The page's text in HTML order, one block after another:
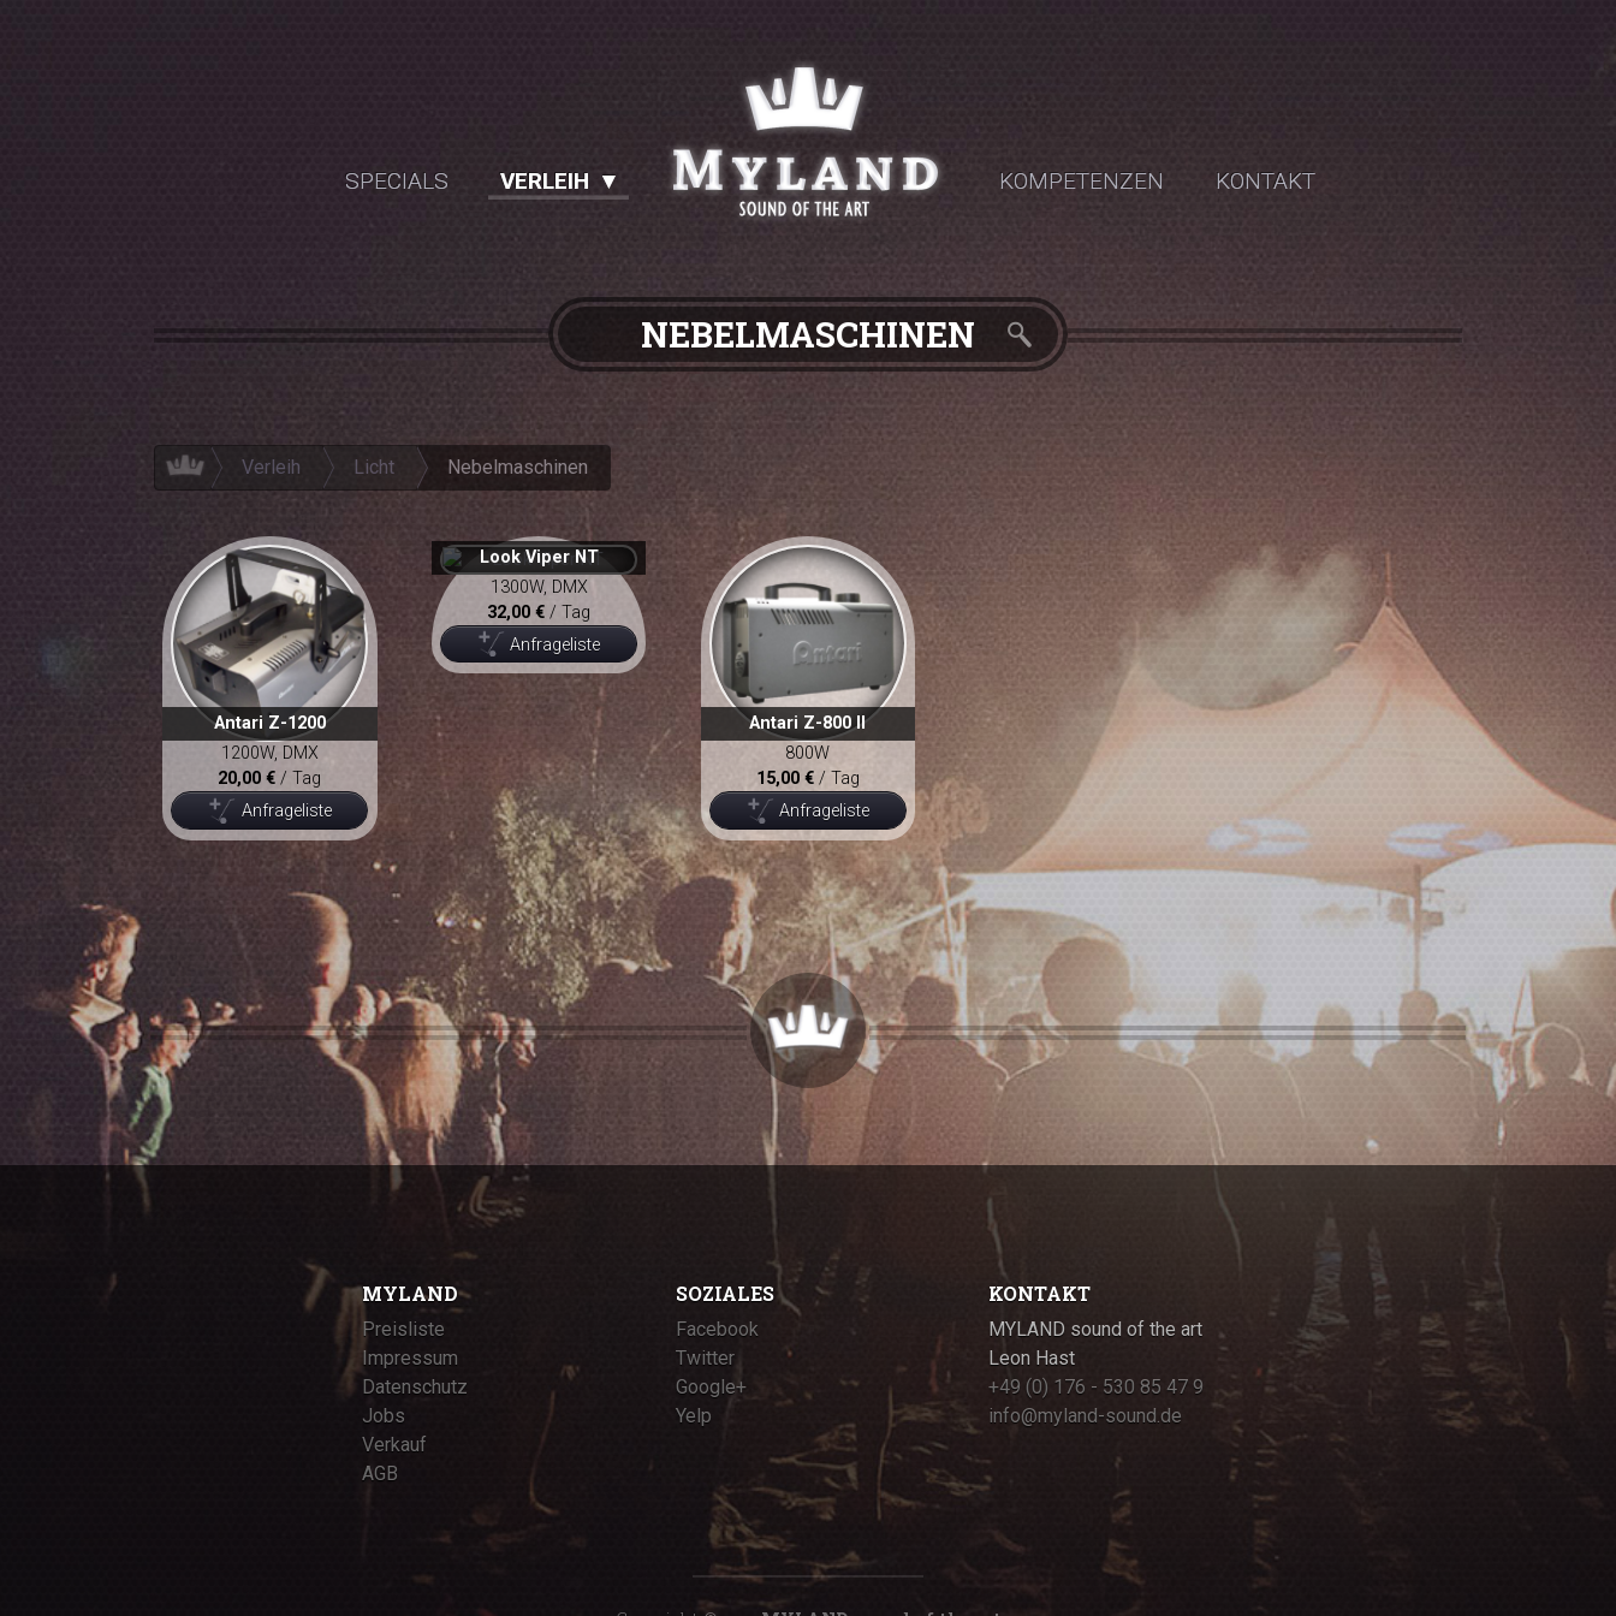
SPECIALS VERLEIH KOMPETENZEN KONTAKT
NEBELMASCHINEN
Verleih Licht Nebelmaschinen
Antari Z-1200
1200W, DMX
20,00 € / Tag
Anfrageliste
Look Viper NT
1300W, DMX
32,00 € / Tag
Anfrageliste
Antari Z-800 II
800W
15,00 €/ Tag
Anfrageliste
MYLAND
Preisliste
Impressum
Datenschutz
Jobs
Verkauf
AGB
SOZIALES
Facebook
Twitter
Google+
Yelp
KONTAKT
MYLAND sound of the art
Leon Hast
+49 (0) 176 - 530 85 47 9
info@myland-sound.de